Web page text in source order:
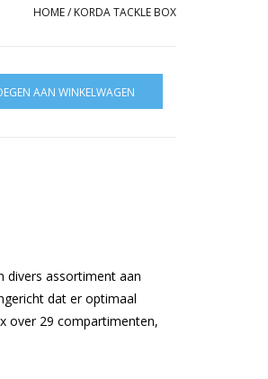
HOME/ KORDA TACKLE BOX
AAN WINKELWAGEN
divers assortiment aan
dat er optimaal
over 29 compartimenten,